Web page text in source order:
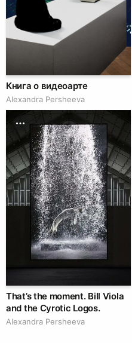
Книга о видеоарте
Alexandra Persheeva
That’s the moment. Bill Viola
and the Cyrotic Logos.
Alexandra Persheeva